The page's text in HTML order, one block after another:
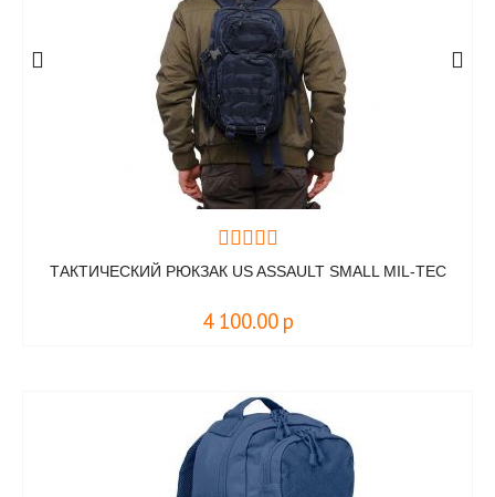
ТАКТИЧЕСКИЙ РЮКЗАК US ASSAULT SMALL MIL-TEC
4 100.00 р